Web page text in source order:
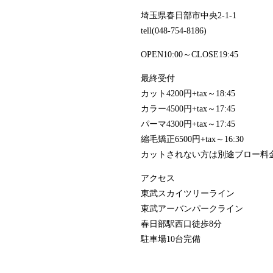
埼玉県春日部市中央2-1-1
tell(048-754-8186)
OPEN10:00～CLOSE19:45
最終受付
カット4200円+tax～18:45
カラー4500円+tax～17:45
パーマ4300円+tax～17:45
縮毛矯正6500円+tax～16:30
カットされない方は別途ブロー料
アクセス
東武スカイツリーライン
東武アーバンパークライン
春日部駅西口徒歩8分
駐車場10台完備